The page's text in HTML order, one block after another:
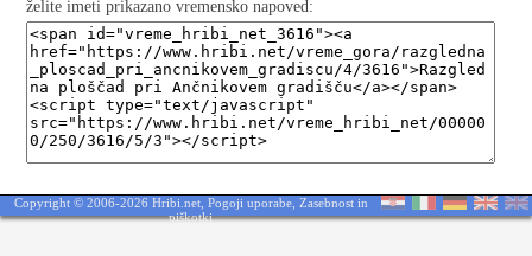
želite imeti prikazano vremensko napoved:
Copyright © 2006-2026 Hribi.net, Pogoji uporabe, Zasebnost in
piškotki